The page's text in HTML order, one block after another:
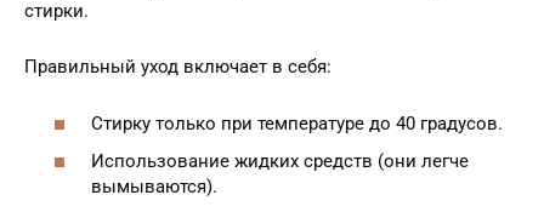
стирки.
Правильный уход включает в себя:
Стирку только при температуре до 40 градусов.
Использование жидких средств (они легче
вымываются).